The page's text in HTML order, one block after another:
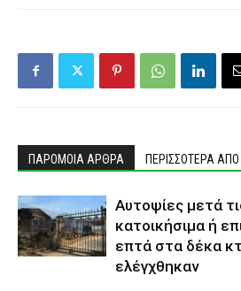
ΠΑΡΟΜΟΙΑ ΑΡΘΡΑ ΠΕΡΙΣΣΟΤΕΡΑ
Αυτοψίες μετά
κατοικήσιμα ή
επτά στα δέκα
ελέγχθηκαν